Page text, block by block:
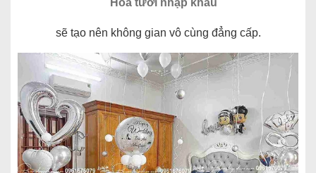
Hoa tươi nhập khẩu
sẽ tạo nên không gian vô cùng đẳng cấp.